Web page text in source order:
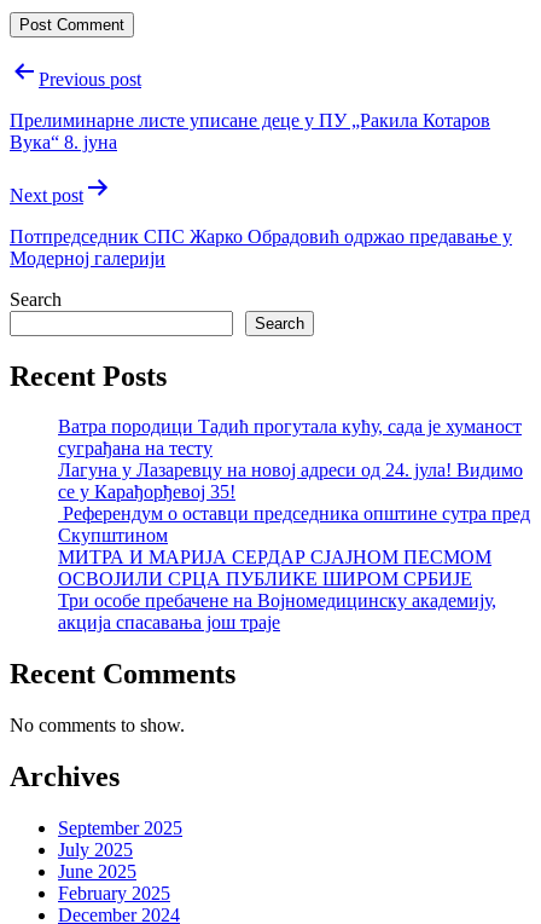
PostPrevious post
Прелиминарне листе уписане деце у ПУ „Ракила Котаров
Вука“ 8. јуна
Next post
Потпредседник СПС Жарко Обрадовић одржао предавање у
Модерној галерији
Search
Search
Recent Posts
Ватра породици Тадић прогутала кућу, сада је хуманост
суграђана на тесту
Лагуна у Лазаревцу на новој адреси од 24. јула! Видимо
се у Карађорђевој 35!
Референдум о оставци председника општине сутра пред
Скупштином
МИТРА И МАРИЈА СЕРДАР СЈАЈНОМ ПЕСМОМ
ОСВОЈИЛИ СРЦА ПУБЛИКЕ ШИРОМ СРБИЈЕ
Три особе пребачене на Војномедицинску академију,
акција спасавања још траје
Recent Comments
No comments to show.
Archives
September 2025
July 2025
June 2025
February 2025
December 2024